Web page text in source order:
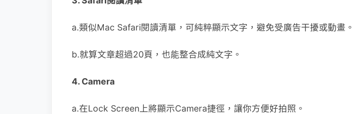
a.類似Mac Safari閱讀清單，可純粹顯示文字，避免受廣告干擾或動畫。
b.就算文章超過20頁，也能整合成純文字。
4. Camera
a.在Lock Screen上將顯示Camera捷徑，讓你方便好拍照。